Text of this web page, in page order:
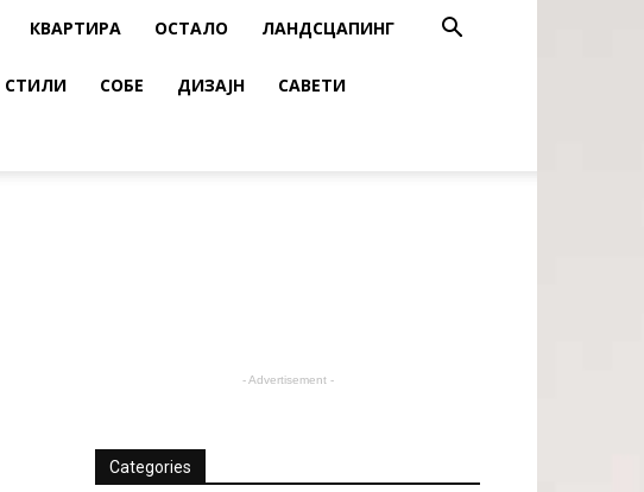
КВАРТИРА ОСТАЛО ЛАНДСЦАПИНГ
СТИЛИ СОБЕ ДИЗАЈН САВЕТИ
- Advertisement -
Categories